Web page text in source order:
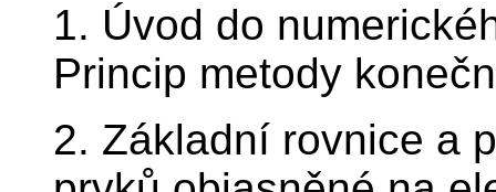
1. Úvod do
Princip metody
2. Základní rovnice a